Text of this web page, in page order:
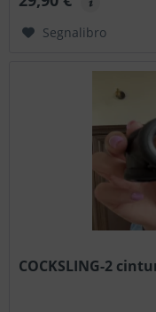
Segnalibro
COCKSLING-2